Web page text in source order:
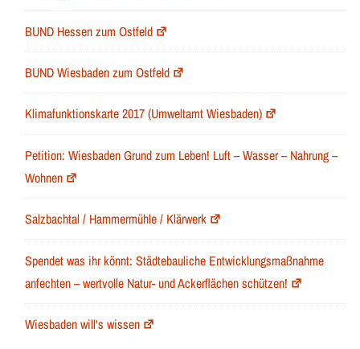
BUND Hessen zum Ostfeld
BUND Wiesbaden zum Ostfeld
Klimafunktionskarte 2017 (Umweltamt Wiesbaden)
Petition: Wiesbaden Grund zum Leben! Luft – Wasser – Nahrung –
Wohnen
Salzbachtal / Hammermühle / Klärwerk
Spendet was ihr könnt: Städtebauliche Entwicklungsmaßnahme
anfechten – wertvolle Natur- und Ackerflächen schützen!
Wiesbaden will's wissen